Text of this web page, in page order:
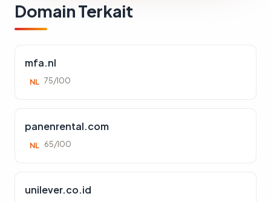
Domain Terkait
mfa.nl
NL 75/100
panenrental.com
NL 65/100
unilever.co.id